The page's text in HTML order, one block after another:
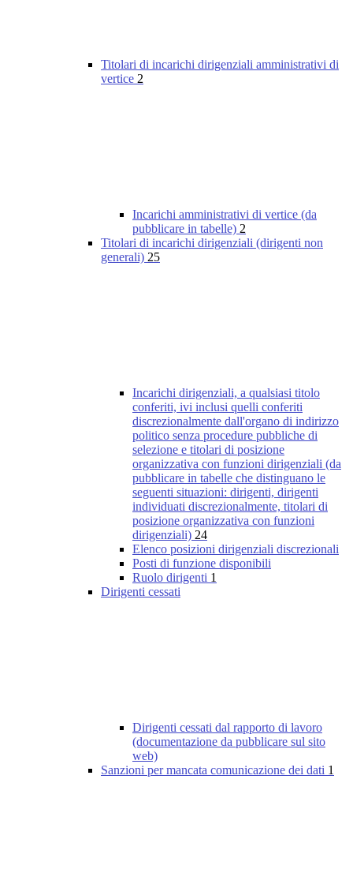
Titolari di incarichi dirigenziali amministrativi di
vertice 2
Incarichi amministrativi di vertice (da
pubblicare in tabelle) 2
Titolari di incarichi dirigenziali (dirigenti non
generali) 25
Incarichi dirigenziali, a qualsiasi titolo
conferiti, ivi inclusi quelli conferiti
discrezionalmente dall'organo di indirizzo
politico senza procedure pubbliche di
selezione e titolari di posizione
organizzativa con funzioni dirigenziali (da
pubblicare in tabelle che distinguano le
seguenti situazioni: dirigenti, dirigenti
individuati discrezionalmente, titolari di
posizione organizzativa con funzioni
dirigenziali) 24
Elenco posizioni dirigenziali discrezionali
Posti di funzione disponibili
Ruolo dirigenti 1
Dirigenti cessati
Dirigenti cessati dal rapporto di lavoro
(documentazione da pubblicare sul sito
web)
Sanzioni per mancata comunicazione dei dati 1